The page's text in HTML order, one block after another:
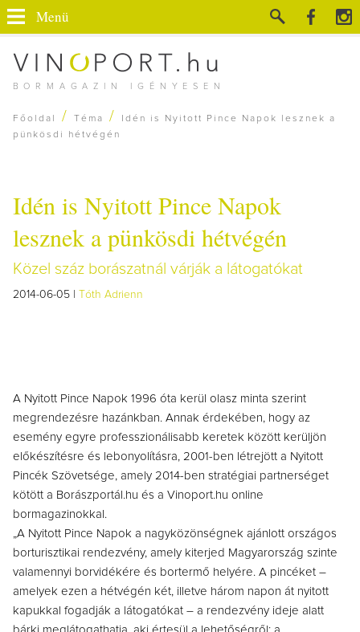
BORMAGAZIN IGÉNYESEN
Menü
Főoldal / Téma /
Idén is Nyitott Pince Napok lesznek a
pünkösdi hétvégén
Idén is Nyitott Pince Napok
lesznek a pünkösdi hétvégén
Közel száz borászatnál várják a látogatókat
2014-06-05 | Tóth Adrienn
A Nyitott Pince Napok 1996 óta kerül olasz minta szerint
megrendezésre hazánkban. Annak érdekében, hogy az
esemény egyre professzionálisabb keretek között kerüljön
előkészítésre és lebonyolításra, 2001-ben létrejött a Nyitott
Pincék Szövetsége, amely 2014-ben stratégiai partnerséget
kötött a Borászportál.hu és a Vinoport.hu online
bormagazinokkal.
„A Nyitott Pince Napok a nagyközönségnek ajánlott országos
borturisztikai rendezvény, amely kiterjed Magyarország szinte
valamennyi borvidékére és bortermő helyére. A pincéket –
amelyek ezen a hétvégén két, illetve három napon át nyitott
kapukkal fogadják a látogatókat – a rendezvény ideje alatt